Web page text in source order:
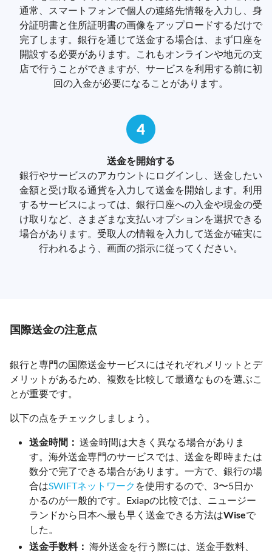
通常、スマートフォンで個人の連絡先情報を入力し、身
分証明書と住所証明書の画像をアップロードするだけで
完了します。銀行を通じて送金する場合は、まず口座を
開設する必要があります。これもオンラインや地元の支
店で行うことができますが、サービスを利用する前に初
回の入金が必要になることがあります。
4
送金を開始する
銀行やサービスのアカウントにログインし、送金したい
金額と受け取る通貨を入力して送金を開始します。利用
するサービスによっては、銀行口座への入金や現金の受
け取りなど、さまざまな支払いオプションを選択できる
場合があります。受取人の情報を入力して送金が確実に
行われるよう、画面の指示に従ってください。
国際送金の注意点
銀行と専門の国際送金サービスにはそれぞれメリットとデ
メリットがあるため、複数を比較して最適なものを選ぶこ
とが重要です。
以下の点をチェックしましょう。
送金時間： 送金時間は大きく異なる場合がありま
す。海外送金専門のサービスでは、送金を即時または
数分で完了できる場合があります。一方で、銀行の場
合はSWIFTネットワーク を使用するので、3〜5日か
かるのが一般的です。Exiapの比較では、ニュージー
ランドから日本へ最も早く送金できる方法はWiseで
した。
送金手数料： 海外送金を行う際には、送金手数料、